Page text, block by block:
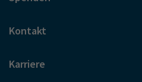
Kontakt
Karriere